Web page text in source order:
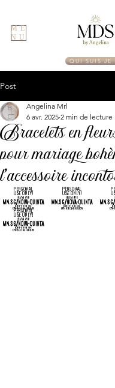
ME
NU
QUI SUIS JE
Post
Bracelets en
pour mariage
l’accessoire
5
Angelina Mrl
6 avr. 2025 2 min de lecture